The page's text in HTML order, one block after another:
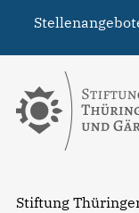
Stiftung